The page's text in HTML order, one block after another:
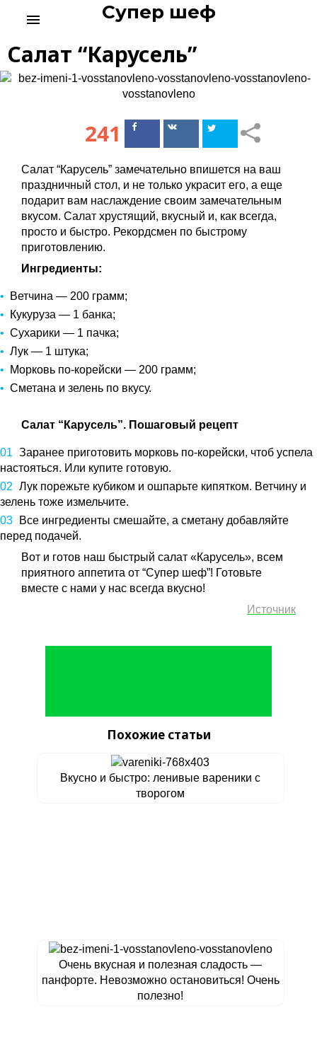
t
o
Супер шеф
menu
Салат “Карусель”
241
ПоделитьсяПоделиться
Салат “Карусель” замечательно впишется на ваш
праздничный стол, и не только украсит его, а еще
подарит вам наслаждение своим замечательным
вкусом. Салат хрустящий, вкусный и, как всегда,
просто и быстро. Рекордсмен по быстрому
приготовлению.
Ингредиенты:
Ветчина — 200 грамм;
Кукуруза — 1 банка;
Сухарики — 1 пачка;
Лук — 1 штука;
Морковь по-корейски — 200 грамм;
Сметана и зелень по вкусу.
Салат “Карусель”. Пошаговый рецепт
Заранее приготовить морковь по-корейски, чтоб успела
настояться. Или купите готовую.
Лук порежьте кубиком и ошпарьте кипятком. Ветчину и
зелень тоже измельчите.
Все ингредиенты смешайте, а сметану добавляйте
перед подачей.
Вот и готов наш быстрый салат «Карусель», всем
приятного аппетита от “Супер шеф”! Готовьте
вместе с нами у нас всегда вкусно!
Источник
Похожие статьи
Вкусно и быстро: ленивые вареники с
творогом
Очень вкусная и полезная сладость —
панфорте. Невозможно остановиться! Очень
полезно!